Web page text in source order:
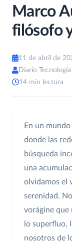
Marco
filósofo
11 de abril de
Diario Tecnología
14 min lectura
En un
donde las
búsqueda
una
olvidamos el
serenidad.
vorágine que
lo superfluo,
nosotros de